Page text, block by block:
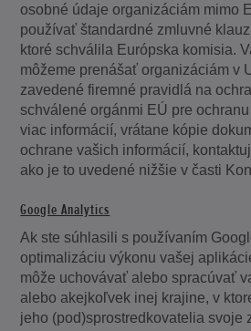
osobné údaje organizáciám mimo
používať štandardné zmluvné
ktoré schválila Európska komisia.
môžeme prenášať organizáciám v
zavedené firemné pravidlá na
schválené orgánmi EÚ pre
viac informácií, vrátane kópie
ochrane vašich informácií,
ako je to uvedené nižšie v časti
Google Analytics
Ak ste súhlasili s používaním
optimalizáciu výkonu vašej
môže uchovávať alebo spracúvať
alebo akejkoľvek inej krajine, v
jeho (pod)sprostredkovatelia svoje